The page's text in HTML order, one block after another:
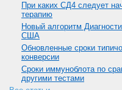
При каких СД4 следует
терапию
Новый алгоритм
США
Обновленные сроки
конверсии
Сроки иммуноблота по
другими тестами